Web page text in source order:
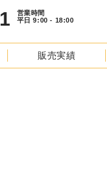
営業時間
平日 9:00 - 18:00
販売実績